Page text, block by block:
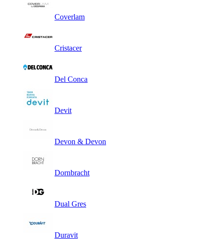
Coverlam
Cristacer
Del Conca
Devit
Devon & Devon
Dornbracht
Dual Gres
Duravit